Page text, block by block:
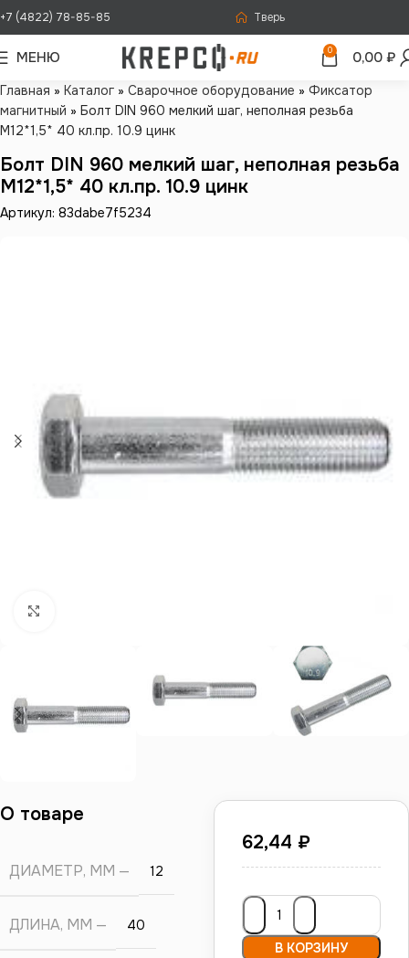
+7 (4822) 78-85-85 Тверь
МЕНЮ 0 0,00 ₽
Главная » Каталог » Сварочное оборудование » Фиксатор
магнитный » Болт DIN 960 мелкий шаг, неполная резьба
M12*1,5* 40 кл.пр. 10.9 цинк
Болт DIN 960 мелкий шаг, неполная резьба
M12*1,5* 40 кл.пр. 10.9 цинк
Артикул: 83dabe7f5234
62,44 ₽
В КОРЗИНУ
О товаре
ДИАМЕТР, ММ 12
ДЛИНА, ММ 40